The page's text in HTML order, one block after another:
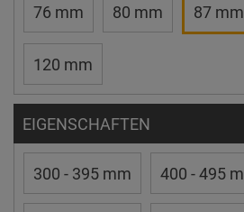
76 mm 80 mm 87 mm
120 mm
EIGENSCHAFTEN
300 - 395 mm 400 - 495